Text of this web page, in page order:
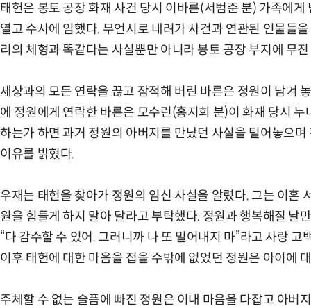
태헌은 봉토 공장 화재 사건 당시 이바른(서범준 분) 가족에
열고 수사에 임했다. 무언시로 내려가 사건과 연관된 인물들
리의 체형과 똑같다는 사실뿐만 아니라 봉토 공장 부지에 무
세상과의 모든 연락을 끊고 잠적해 버린 바른은 정원이 남겨
에 정원에게 연락한 바른은 모수린(홍지희 분)이 화재 당시
하는가 하면 과거 정원의 아버지를 만났던 사실을 털어놓으
이유를 밝혔다.
우재는 태헌을 찾아가 정원의 임신 사실을 알렸다. 그는 이혼
원을 힘들게 하지 말아 달라고 부탁했다. 정원과 행복해질 날
“다 감수할 수 있어. 그러니까 나 또 밀어내지 마”라고 사랑
이후 태헌에 대한 마음을 접을 수밖에 없었던 정원은 아이에
주체할 수 없는 슬픔에 빠진 정원은 이내 마음을 다잡고 아